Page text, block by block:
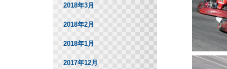
2018年3月
2018年2月
2018年1月
2017年12月